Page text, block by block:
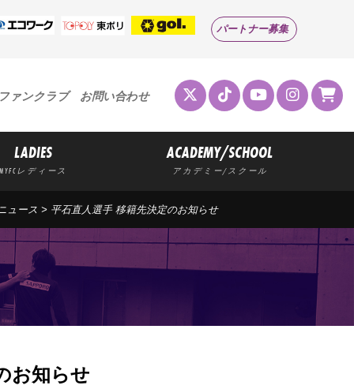
パートナー募集
ァンクラブ お問い合わせ
LADIES
MYFCレディース
ACADEMY/SCHOOL
アカデミー/スクール
ュース > 平石直人選手 移籍先決定のお知らせ
お知らせ